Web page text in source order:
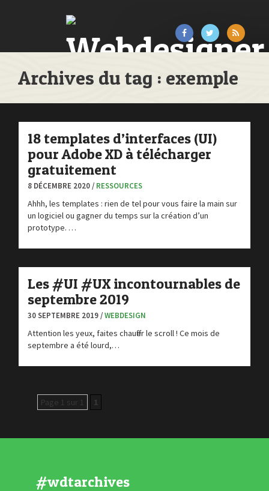
Archives du tag : exemple
18 templates d’interfaces (UI)
pour Adobe XD à télécharger
gratuitement
8 DÉCEMBRE 2020 / RESSOURCES
Ahhh, les templates : rien de tel pour vous faire la main sur
un logiciel ou gagner du temps sur la création d’un
prototype. …
Les #UI #UX incontournables de
septembre 2019
30 SEPTEMBRE 2019 /WEBDESIGN
Attention les yeux, faites chauffer le scroll ! Ce mois de
septembre a été lourd,…
Page 1 sur 1 1
#wdtarchives